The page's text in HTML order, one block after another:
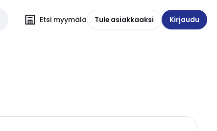
Etsi myymälä Tule asiakkaaksi Kirjaudu